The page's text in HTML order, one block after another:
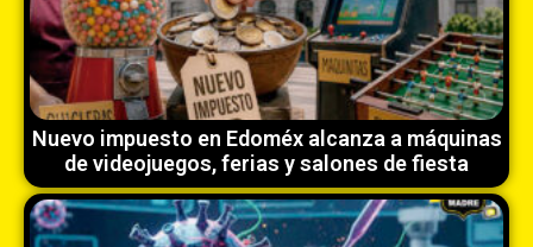
Nuevo impuesto en Edoméx alcanza a máquinas
de videojuegos, ferias y salones de fiesta